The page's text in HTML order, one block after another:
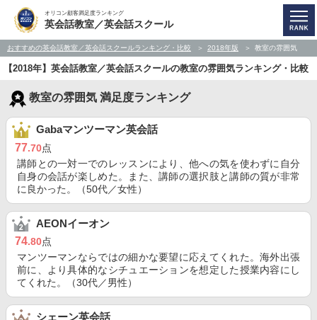
オリコン顧客満足度ランキング
英会話教室／英会話スクール
おすすめの英会話教室／英会話スクールランキング・比較 2018年版 教室の雰囲気
【2018年】英会話教室／英会話スクールの教室の雰囲気ランキング・比較
教室の雰囲気 満足度ランキング
Gabaマンツーマン英会話
77.70点
講師との一対一でのレッスンにより、他への気を使わずに自分
自身の会話が楽しめた。また、講師の選択肢と講師の質が非常
に良かった。（50代／女性）
AEONイーオン
74.80点
マンツーマンならではの細かな要望に応えてくれた。海外出張
前に、より具体的なシチュエーションを想定した授業内容にし
てくれた。（30代／男性）
シェーン英会話